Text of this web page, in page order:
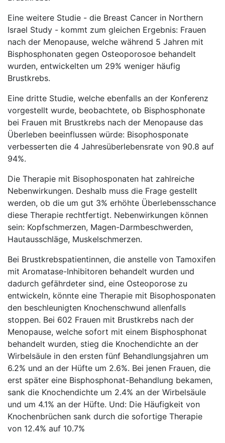
Eine weitere Studie - die Breast Cancer in Northern
Israel Study - kommt zum gleichen Ergebnis: Frauen
nach der Menopause, welche während 5 Jahren mit
Bisphosphonaten gegen Osteoporosoe behandelt
wurden, entwickelten um 29% weniger häufig
Brustkrebs.
Eine dritte Studie, welche ebenfalls an der Konferenz
vorgestellt wurde, beobachtete, ob Bisphosphonate
bei Frauen mit Brustkrebs nach der Menopause das
Überleben beeinflussen würde: Bisophosponate
verbesserten die 4 Jahresüberlebensrate von 90.8 auf
94%.
Die Therapie mit Bisophosponaten hat zahlreiche
Nebenwirkungen. Deshalb muss die Frage gestellt
werden, ob die um gut 3% erhöhte Überlebensschance
diese Therapie rechtfertigt. Nebenwirkungen können
sein: Kopfschmerzen, Magen-Darmbeschwerden,
Hautausschläge, Muskelschmerzen.
Bei Brustkrebspatientinnen, die anstelle von Tamoxifen
mit Aromatase-Inhibitoren behandelt wurden und
dadurch gefährdeter sind, eine Osteoporose zu
entwickeln, könnte eine Therapie mit Bisophosponaten
den beschleunigten Knochenschwund allenfalls
stoppen. Bei 602 Frauen mit Brustkrebs nach der
Menopause, welche sofort mit einem Bisphosphonat
behandelt wurden, stieg die Knochendichte an der
Wirbelsäule in den ersten fünf Behandlungsjahren um
6.2% und an der Hüfte um 2.6%. Bei jenen Frauen, die
erst später eine Bisphosphonat-Behandlung bekamen,
sank die Knochendichte um 2.4% an der Wirbelsäule
und um 4.1% an der Hüfte. Und: Die Häufigkeit von
Knochenbrüchen sank durch die sofortige Therapie
von 12.4% auf 10.7%